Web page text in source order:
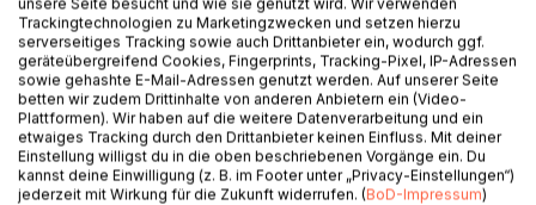
BESCHREIBUNG
Shôninki (1681) is a historical testimony written by authentic
Japanese ninja bearing witness to the strategy and
unsere Seite besucht und wie sie genutzt wird. Wir verwenden
Trackingtechnologien zu Marketingzwecken und setzen hierzu
serverseitiges Tracking sowie auch Drittanbieter ein, wodurch ggf.
geräteübergreifend Cookies, Fingerprints, Tracking-Pixel, IP-Adressen
sowie gehashte E-Mail-Adressen genutzt werden. Auf unserer Seite
betten wir zudem Drittinhalte von anderen Anbietern ein (Video-
Plattformen). Wir haben auf die weitere Datenverarbeitung und ein
etwaiges Tracking durch den Drittanbieter keinen Einfluss. Mit deiner
Einstellung willigst du in die oben beschriebenen Vorgänge ein. Du
kannst deine Einwilligung (z. B. im Footer unter „Privacy-Einstellungen“)
jederzeit mit Wirkung für die Zukunft widerrufen. (BoD-Impressum)